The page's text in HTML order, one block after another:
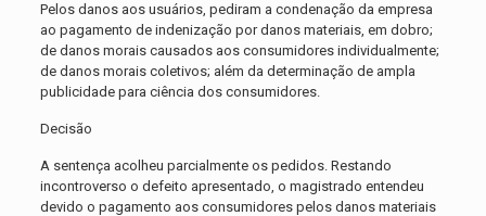
Pelos danos aos usuários, pediram a condenação da empresa
ao pagamento de indenização por danos materiais, em dobro;
de danos morais causados aos consumidores individualmente;
de danos morais coletivos; além da determinação de ampla
publicidade para ciência dos consumidores.
Decisão
A sentença acolheu parcialmente os pedidos. Restando
incontroverso o defeito apresentado, o magistrado entendeu
devido o pagamento aos consumidores pelos danos materiais